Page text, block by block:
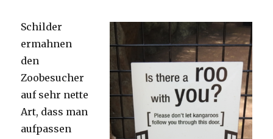
Schilder
ermahnen
den
Zoobesucher
auf sehr nette
Art, dass man
aufpassen